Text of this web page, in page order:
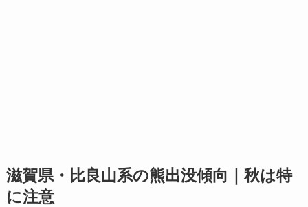
滋賀県・比良山系の熊出没傾向｜秋は特
に注意